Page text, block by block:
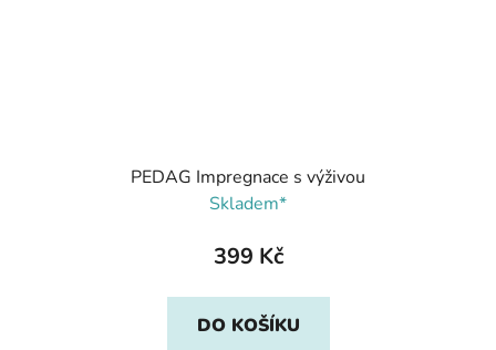
PEDAG Impregnace s výživou
Skladem*
399 Kč
DO KOŠÍKU